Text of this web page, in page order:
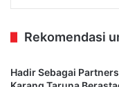
Rekomendasi
Hadir Sebagai